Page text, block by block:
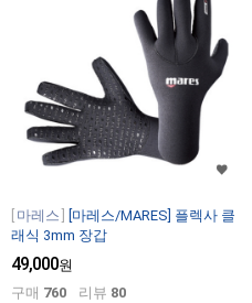
마레스
[마레스/MARES] 플렉사 클
래식 3mm 장갑
49,000원
구매 760 리뷰 80